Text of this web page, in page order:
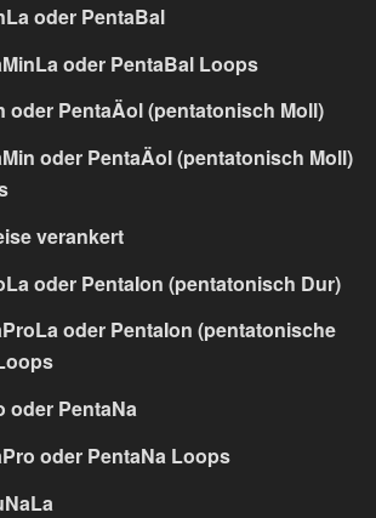
oder PentaBal
oder PentaBal Loops
oder PentaÄol (pentatonisch Moll)
oder PentaÄol (pentatonisch Moll)
verankert
oder PentaIon (pentatonisch Dur)
oder PentaIon (pentatonische
oder PentaNa
oder PentaNa Loops